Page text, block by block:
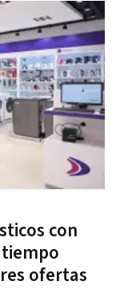
con
ofertas